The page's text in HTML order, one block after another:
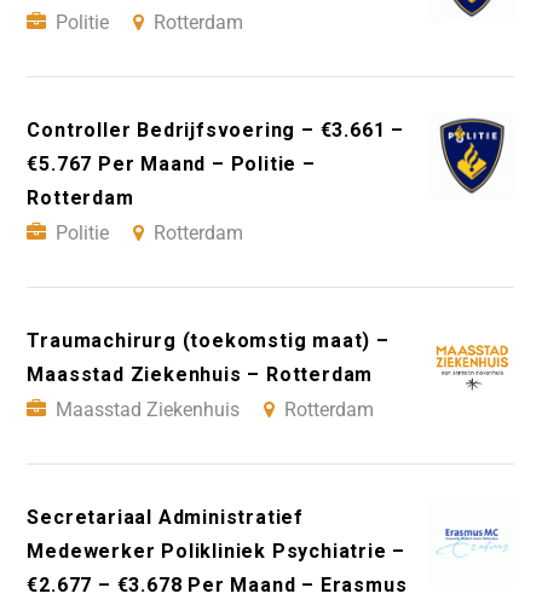
Politie
Rotterdam
Controller Bedrijfsvoering – €3.661 –
€5.767 Per Maand – Politie –
Rotterdam
Politie
Rotterdam
Traumachirurg (toekomstig maat) –
Maasstad Ziekenhuis – Rotterdam
Maasstad Ziekenhuis
Rotterdam
Secretariaal Administratief
Medewerker Polikliniek Psychiatrie –
€2.677 – €3.678 Per Maand – Erasmus